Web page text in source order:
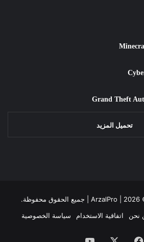
تحميل المزيد
ArzalPro | 2026 | جميع الحقوق محفوظة.
نحن اتفاقية الاستخدام سياسة الخصوصية